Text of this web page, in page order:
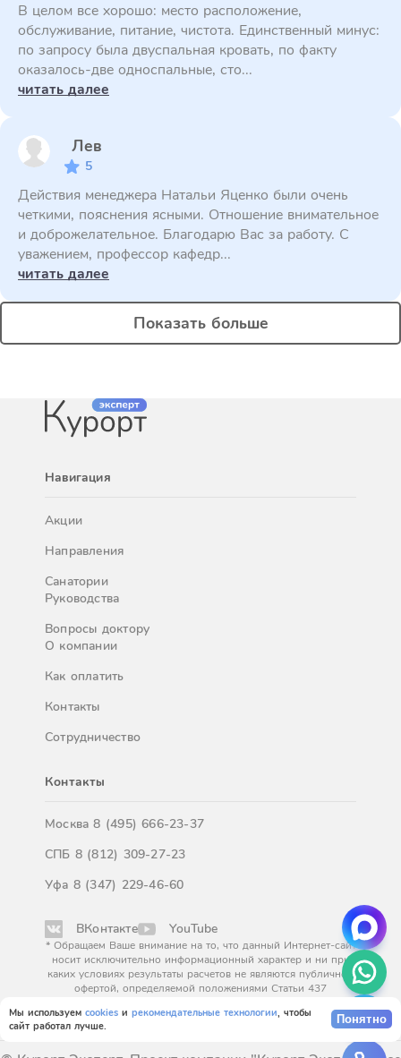
Мы используем cookies и рекомендательные технологии, чтобы
сайт работал лучше.
Понятно
В целом все хорошо: место расположение,
обслуживание, питание, чистота. Единственный минус:
по запросу была двуспальная кровать, по факту
оказалось-две односпальные, сто...
читать далее
Лев
5
Действия менеджера Натальи Яценко были очень
четкими, пояснения ясными. Отношение внимательное
и доброжелательное. Благодарю Вас за работу. С
уважением, профессор кафедр...
читать далее
Показать больше
Навигация
Акции
Направления
Санатории
Руководства
Вопросы доктору
О компании
Как оплатить
Контакты
Сотрудничество
Контакты
Москва8 (495) 666-23-37
СПБ 8 (812) 309-27-23
Уфа 8 (347) 229-46-60
ВКонтакте YouTube
* Обращаем Ваше внимание на то, что данный Интернет-сайт
носит исключительно информационный характер и ни при
каких условиях результаты расчетов не являются публичной
офертой, определяемой положениями Статьи 437
окончательным расчетом обращайтесь к нашим менеджерам.